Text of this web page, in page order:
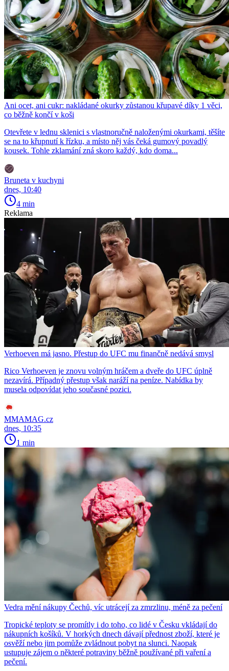
Ani ocet, ani cukr: nakládané okurky zůstanou křupavé díky 1 věci,
co běžně končí v koši
Otevřete v lednu sklenici s vlastnoručně naloženými okurkami, těšíte
se na to křupnutí k řízku, a místo něj vás čeká gumový povadlý
kousek. Tohle zklamání zná skoro každý, kdo doma...
Bruneta v kuchyni
dnes, 10:40
4 min
Reklama
Verhoeven má jasno. Přestup do UFC mu finančně nedává smysl
Rico Verhoeven je znovu volným hráčem a dveře do UFC úplně
nezavírá. Případný přestup však naráží na peníze. Nabídka by
musela odpovídat jeho současné pozici.
MMAMAG.cz
dnes, 10:35
1 min
Vedra mění nákupy Čechů, víc utrácejí za zmrzlinu, méně za pečení
Tropické teploty se promítly i do toho, co lidé v Česku vkládají do
nákupních košíků. V horkých dnech dávají přednost zboží, které je
osvěží nebo jim pomůže zvládnout pobyt na slunci. Naopak
ustupuje zájem o některé potraviny běžně používané při vaření a
pečení.